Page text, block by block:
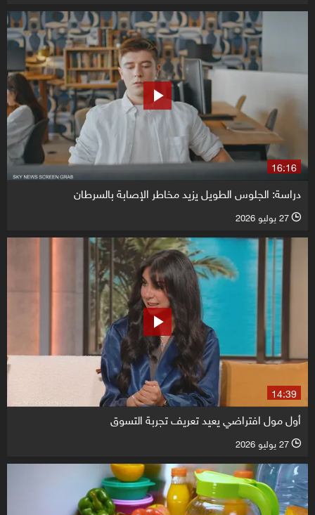
16:16
دراسة: الجلوس الطويل يزيد مخاطر الإصابة بالسرطان
l 27 يوليو 2026
14:39
أول مول افتراضي يعيد تعريف تجربة التسوق
l 27 يوليو 2026